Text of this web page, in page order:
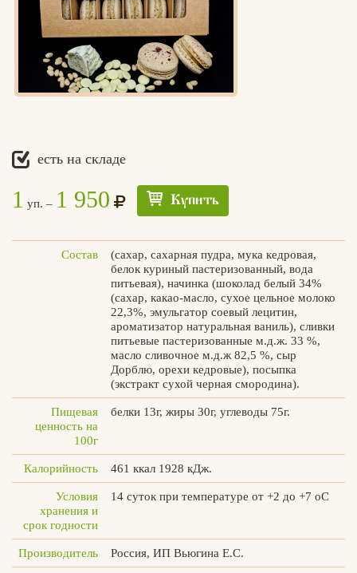
есть на складе
1 уп. – 1 950 Купить
Состав
(сахар, сахарная пудра, мука кедровая,
белок куриный пастеризованный, вода
питьевая), начинка (шоколад белый 34%
(сахар, какао-масло, сухое цельное молоко
22,3%, эмульгатор соевый лецитин,
ароматизатор натуральная ваниль), сливки
питьевые пастеризованные м.д.ж. 33 %,
масло сливочное м.д.ж 82,5 %, сыр
Дорблю, орехи кедровые), посыпка
(экстракт сухой черная смородина).
Пищевая
ценность на
100г
белки 13г, жиры 30г, углеводы 75г.
Калорийность 461 ккал 1928 кДж.
Условия
хранения и
срок годности
14 суток при температуре от +2 до +7 оС
Производитель Россия, ИП Вьюгина Е.С.